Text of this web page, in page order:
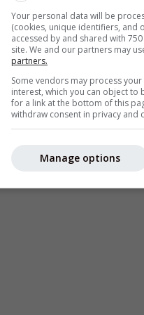
actuelles à 40 ans de
chaudes (zones
réelles observées
45.1°N 5.58°E
Your personal data will be
(cookies, unique identifiers, and
accessed by and shared with
site. We and our partners may
partners.
Some vendors may process
interest, which you can object
for a link at the bottom of this
withdraw consent in privacy and
Manage options